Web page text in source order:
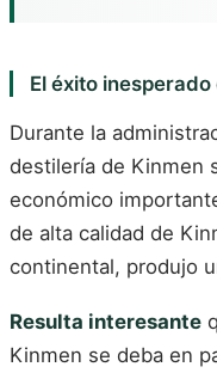
El éxito
Durante la
destilería de Kinmen
económico
de alta calidad de
continental, produjo
Resulta interesante
Kinmen se deba en